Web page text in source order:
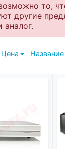
то,
другие
аналог.
Цена Название